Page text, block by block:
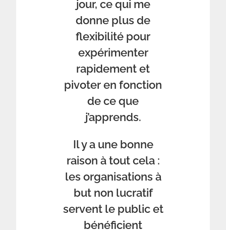
jour, ce qui me
donne plus de
flexibilité pour
expérimenter
rapidement et
pivoter en fonction
de ce que
j’apprends.
Il y a une bonne
raison à tout cela :
les organisations à
but non lucratif
servent le public et
bénéficient